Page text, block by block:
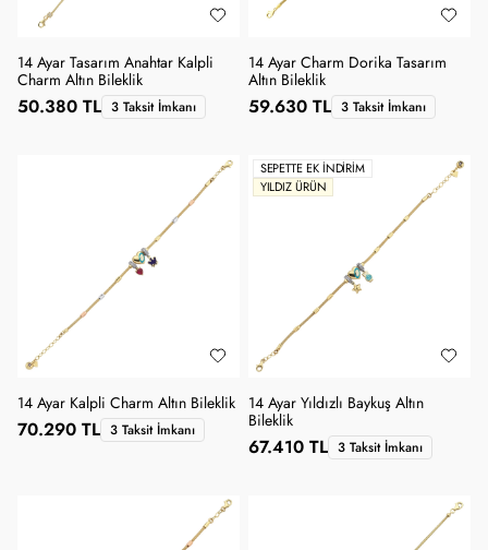
14 Ayar Tasarım Anahtar Kalpli
Charm Altın Bileklik
50.380 TL 3 Taksit İmkanı
14 Ayar Charm Dorika Tasarım
Altın Bileklik
59.630 TL 3 Taksit İmkanı
14 Ayar Kalpli Charm Altın Bileklik
70.290 TL 3 Taksit İmkanı
SEPETTE EK İNDIRIM
YILDIZ ÜRÜN
14 Ayar Yıldızlı Baykuş Altın
Bileklik
67.410 TL 3 Taksit İmkanı